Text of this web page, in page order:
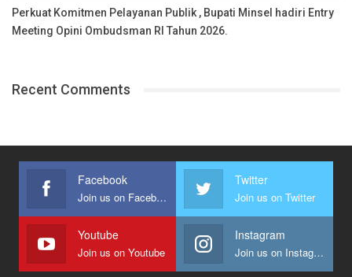
Perkuat Komitmen Pelayanan Publik , Bupati Minsel hadiri Entry
Meeting Opini Ombudsman RI Tahun 2026.
Recent Comments
Facebook
Join us on Facebook
Twitter
Join us on Twitter
Youtube
Join us on Youtube
Instagram
Join us on Instagram